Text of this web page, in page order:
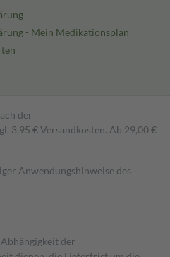
- Mein Medikationsplan
der
3,95 € Versandkosten. Ab 29,00 €
Anwendungshinweise des
der